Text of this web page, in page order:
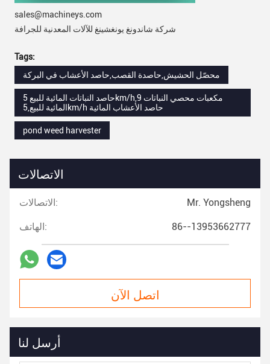
sales@machineys.com
شركة شاندونغ يونغشينغ للآلات المعدنية للجرافة
Tags:
محصّل الحشيش,حاصدة القصب,حاصد الأعشاب في البركة
حاصد النباتات المائية للبيع 5km/h,9 مكعبات محصي النباتات
المائية للبيع,5km/h حاصد الأعشاب المائية
pond weed harvester
الاتصالات
الاتصالات: Mr. Yongsheng
الهاتف: 86--13953662777
اتصل الآن
أرسل لنا